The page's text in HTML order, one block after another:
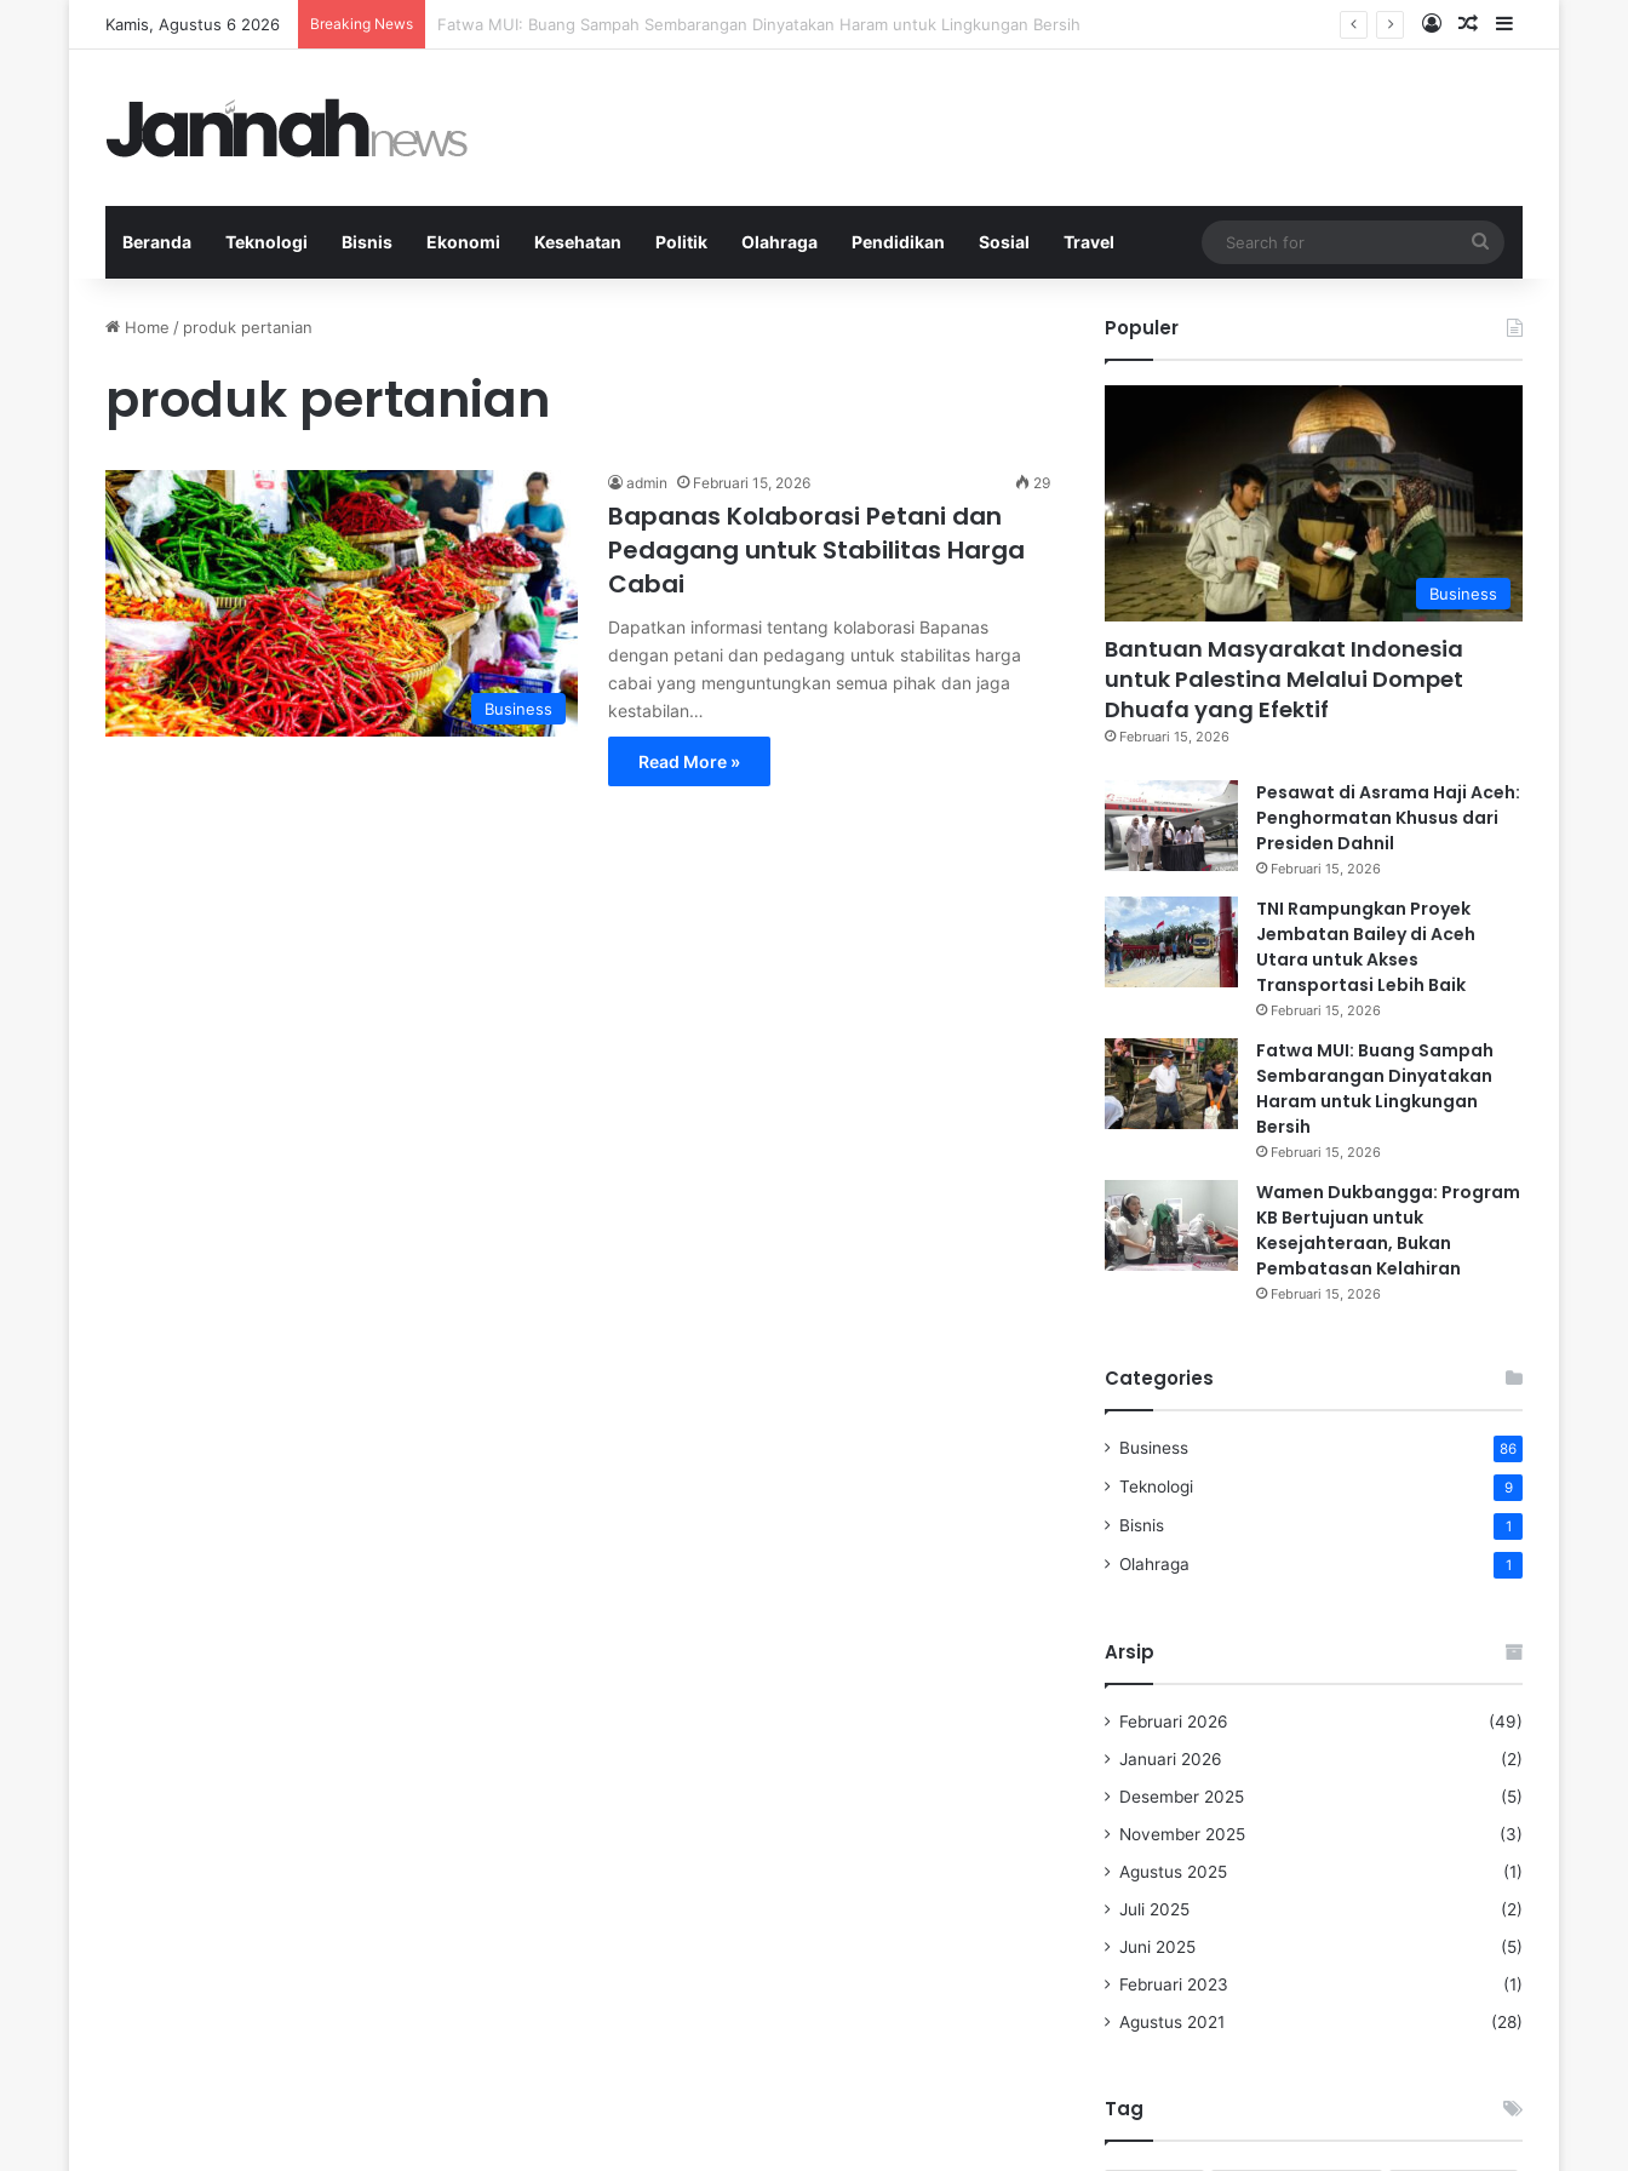
Kamis, Agustus 6 2026 Breaking News Pep Guardiola Bergembira Memiliki John Stones Kembali di Timnya Log InRandom Article
Sidebar
Beranda Teknologi Bisnis Ekonomi Kesehatan Politik Olahraga Pendidikan Sosial Travel
for
Home / produk pertanian
produk pertanian
Business
admin Februari 15, 2026 29
Bapanas Kolaborasi Petani dan
Pedagang untuk Stabilitas Harga
Cabai
Dapatkan informasi tentang kolaborasi Bapanas
dengan petani dan pedagang untuk stabilitas harga
cabai yang menguntungkan semua pihak dan jaga
kestabilan…
Read More »
Populer
Business
Bantuan Masyarakat Indonesia
untuk Palestina Melalui Dompet
Dhuafa yang Efektif
Februari 15, 2026
Pesawat di Asrama Haji Aceh:
Penghormatan Khusus dari
Presiden Dahnil
Februari 15, 2026
TNI Rampungkan Proyek
Jembatan Bailey di Aceh
Utara untuk Akses
Transportasi Lebih Baik
Februari 15, 2026
Fatwa MUI: Buang Sampah
Sembarangan Dinyatakan
Haram untuk Lingkungan
Bersih
Februari 15, 2026
Wamen Dukbangga: Program
KB Bertujuan untuk
Kesejahteraan, Bukan
Pembatasan Kelahiran
Februari 15, 2026
Categories
Business 86
Teknologi 9
Bisnis 1
Olahraga 1
Arsip
Februari 2026
(49)
Januari 2026
(2)
Desember 2025
(5)
November 2025
(3)
Agustus 2025
(1)
Juli 2025
(2)
Juni 2025
(5)
Februari 2023
(1)
Agustus 2021
(28)
Tag